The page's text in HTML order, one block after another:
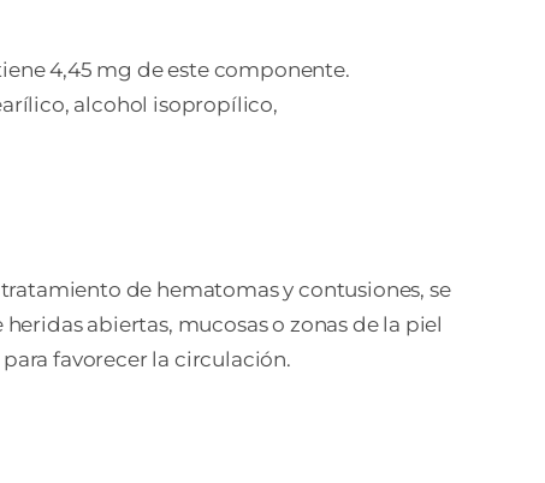
4,45 mg de este componente.
alcohol isopropílico,
tratamiento de hematomas y contusiones, se
abiertas, mucosas o zonas de la piel
favorecer la circulación.